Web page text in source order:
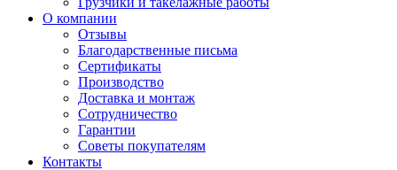
О компании
Отзывы
Благодарственные письма
Сертификаты
Производство
Доставка и монтаж
Сотрудничество
Гарантии
Советы покупателям
Контакты